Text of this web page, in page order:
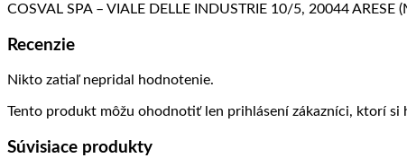
COSVAL SPA – VIALE DELLE INDUSTRIE 10/5, 20044
Recenzie
Nikto zatiaľ nepridal hodnotenie.
Tento produkt môžu ohodnotiť len prihlásení zákazníci, ktorí si
Súvisiace produkty